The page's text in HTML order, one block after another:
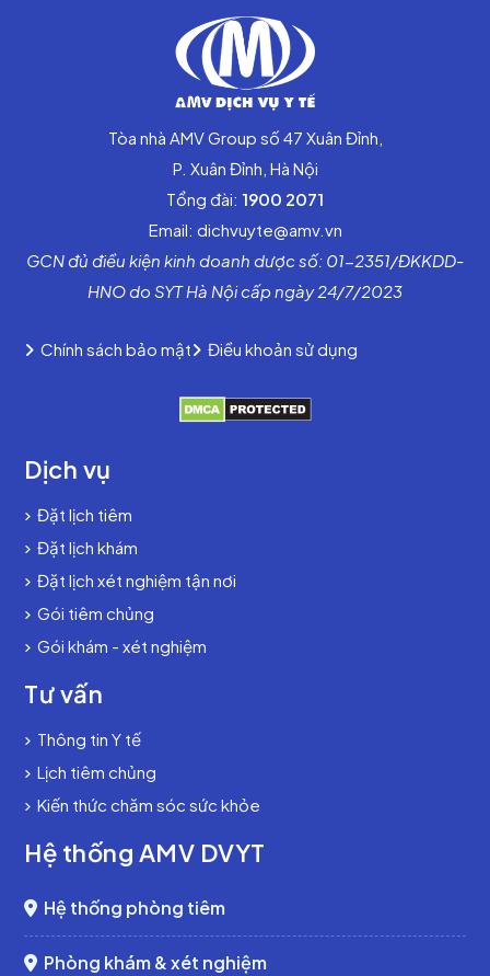
Tòa nhà AMV Group số 47 Xuân Đỉnh,
P. Xuân Đỉnh, Hà Nội
Tổng đài: 1900 2071
Email: dichvuyte@amv.vn
GCN đủ điều kiện kinh doanh dược số: 01-2351/ĐKKDD-
HNO do SYT Hà Nội cấp ngày 24/7/2023
Chính sách bảo mật Điều khoản sử dụng
Dịch vụ
Đặt lịch tiêm
Đặt lịch khám
Đặt lịch xét nghiệm tận nơi
Gói tiêm chủng
Gói khám - xét nghiệm
Tư vấn
Thông tin Y tế
Lịch tiêm chủng
Kiến thức chăm sóc sức khỏe
Hệ thống AMV DVYT
Hệ thống phòng tiêm
Phòng khám & xét nghiệm